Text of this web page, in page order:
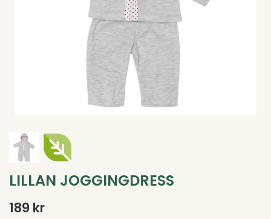
LILLAN JOGGINGDRESS
189 kr